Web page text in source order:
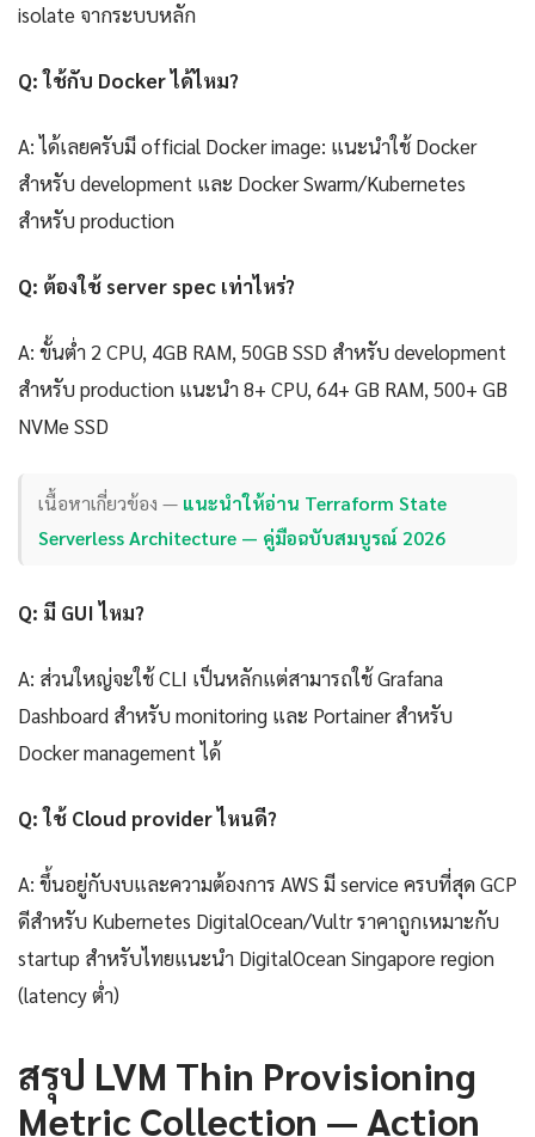
isolate จากระบบหลัก
Q: ใช้กับ Docker ได้ไหม?
A: ได้เลยครับมี official Docker image: แนะนำใช้ Docker
สำหรับ development และ Docker Swarm/Kubernetes
สำหรับ production
Q: ต้องใช้ server spec เท่าไหร่?
A: ขั้นต่ำ 2 CPU, 4GB RAM, 50GB SSD สำหรับ development
สำหรับ production แนะนำ 8+ CPU, 64+ GB RAM, 500+ GB
NVMe SSD
เนื้อหาเกี่ยวข้อง — แนะนำให้อ่าน Terraform State
Serverless Architecture — คู่มือฉบับสมบูรณ์ 2026
Q: มี GUI ไหม?
A: ส่วนใหญ่จะใช้ CLI เป็นหลักแต่สามารถใช้ Grafana
Dashboard สำหรับ monitoring และ Portainer สำหรับ
Docker management ได้
Q: ใช้ Cloud provider ไหนดี?
A: ขึ้นอยู่กับงบและความต้องการ AWS มี service ครบที่สุด GCP
ดีสำหรับ Kubernetes DigitalOcean/Vultr ราคาถูกเหมาะกับ
startup สำหรับไทยแนะนำ DigitalOcean Singapore region
(latency ต่ำ)
สรุป LVM Thin Provisioning
Metric Collection — Action